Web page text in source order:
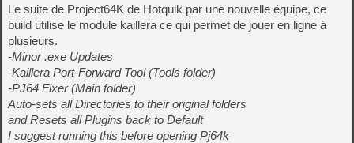
Le suite de Project64K de Hotquik par une nouvelle équipe, ce
build utilise le module kaillera ce qui permet de jouer en ligne à
plusieurs.
-Minor .exe Updates
-Kaillera Port-Forward Tool (Tools folder)
-PJ64 Fixer (Main folder)
Auto-sets all Directories to their original folders
and Resets all Plugins back to Default
I suggest running this before opening Pj64k